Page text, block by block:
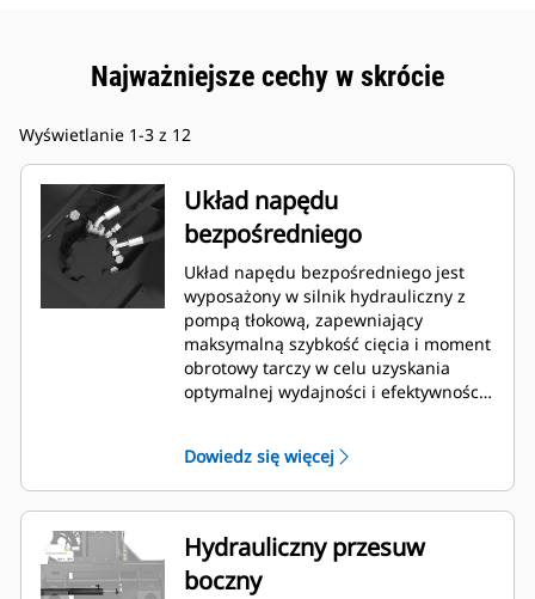
Najważniejsze cechy w skrócie
Wyświetlanie 1-3 z 12
Układ napędu
bezpośredniego
Układ napędu bezpośredniego jest
wyposażony w silnik hydrauliczny z
pompą tłokową, zapewniający
maksymalną szybkość cięcia i moment
obrotowy tarczy w celu uzyskania
optymalnej wydajności i efektywności
Dowiedz się więcej
Hydrauliczny przesuw
boczny